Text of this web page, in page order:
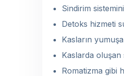
Sindirim
Detoks hizmeti
Kasların
Kaslarda oluşan
Romatizma gibi